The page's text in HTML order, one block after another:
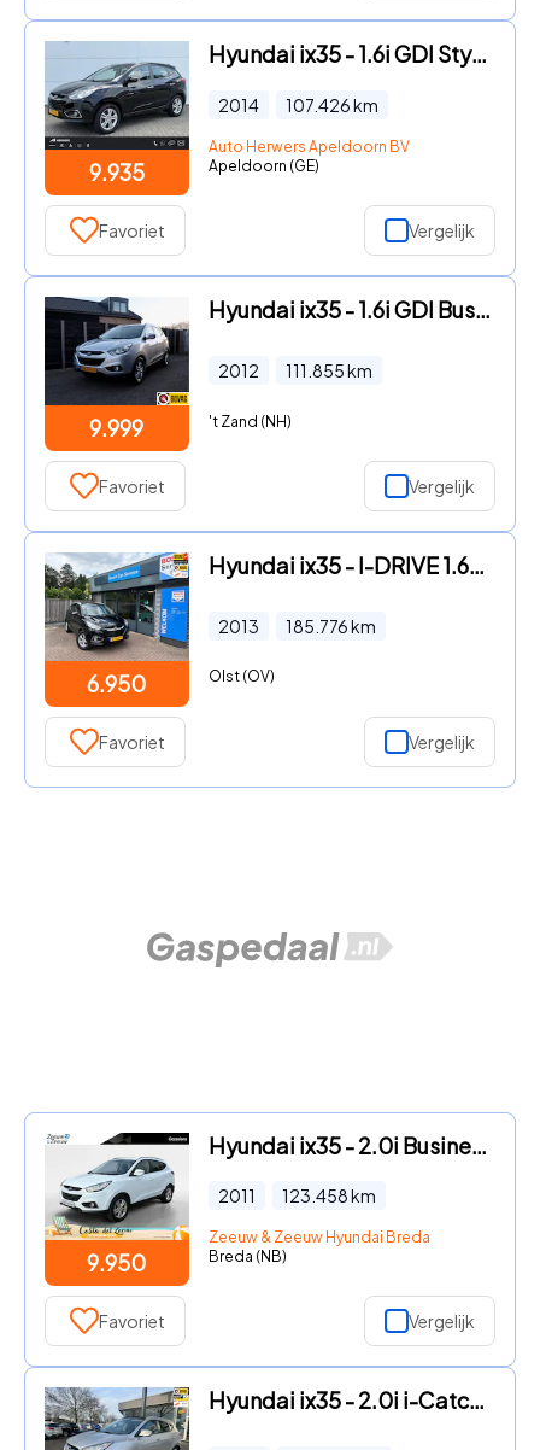
9.935
Hyundai ix35 - 1.6i GDI Style / Climate Control / Keyless entry en Go / Cru
2014 107.426km
Auto Herwers Apeldoorn BV
Apeldoorn (GE)
Favoriet Vergelijk
9.999
Hyundai ix35 - 1.6i GDI Business Edition cruise, clima, navi
2012 111.855km
't Zand (NH)
Favoriet Vergelijk
6.950
Hyundai ix35 - I-DRIVE 1.6GDI, Trekhaak
2013 185.776km
Olst (OV)
Favoriet Vergelijk
9.950
Hyundai ix35 - 2.0i Business Edition | Navi | Leder | Climate control
2011 123.458km
Zeeuw & Zeeuw Hyundai Breda
Breda (NB)
Favoriet Vergelijk
Hyundai ix35 - 2.0i i-Catcher, Automaat, Navigatie, panodak, Clima, Bluetoo